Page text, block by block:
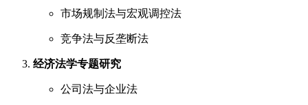
市场规制法与宏观调控法
竞争法与反垄断法
经济法学专题研究
公司法与企业法